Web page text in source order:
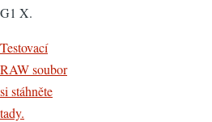
G1 X.
Testovací
RAW soubor
si stáhněte
tady.